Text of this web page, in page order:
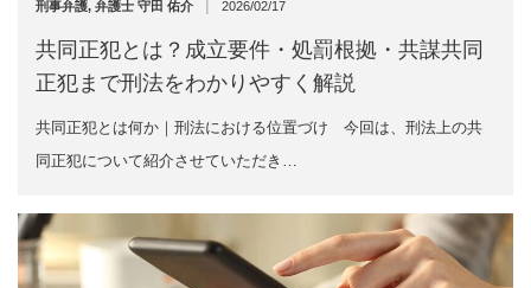
刑事弁護, 弁護士 守田 佑介 | 2026/02/17
共同正犯とは？成立要件・処罰根拠・共謀共同
正犯まで刑法をわかりやすく解説
共同正犯とは何か｜刑法における位置づけ 今回は、刑法上の共
同正犯について紹介させていただき…